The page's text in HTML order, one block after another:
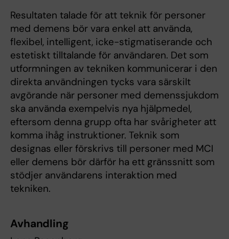
Resultaten talade för att teknik för personer
med demens bör vara enkel att använda,
flexibel, intelligent, icke-stigmatiserande och
estetiskt tilltalande för användaren. Det som
utformningen av tekniken kommunicerar i den
direkta användningen tycks vara särskilt
avgörande när personer med demenssjukdom
ska använda exempelvis nya hjälpmedel,
eftersom denna grupp ofta har svårigheter att
komma ihåg instruktioner. Teknik som
designas eller förskrivs till personer med MCI
eller demens bör därför ha ett gränssnitt som
stödjer användarens interaktion med
tekniken.
Avhandling